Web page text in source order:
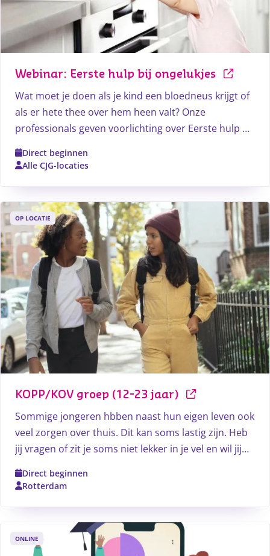
Webinar: Eerste hulp bij ongelukjes
Wat moet je doen als je kind een bloedneus krijgt of
als er hete thee over hem heen valt? Onze
professionals geven voorlichting over Eerste hulp bij
Direct beginnen
Alle CJG-locaties
OP LOCATIE
KOPP/KOV groep (12-23 jaar)
Sommige jongeren hbben naast hun eigen leven ook
veel zorgen over thuis. Dit kan soms lastig zijn. Heb
jij vragen of zit je soms niet lekker in je vel en wil jij
situatie zitten? Dan is de KOPP/KOV groep iets voor
Direct beginnen
Rotterdam
ONLINE